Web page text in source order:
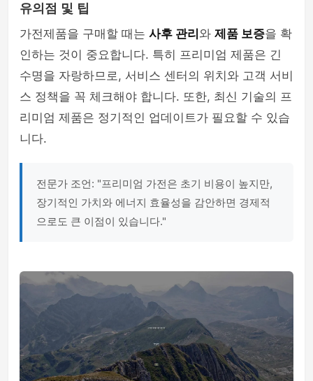
유의점 및 팁
가전제품을 구매할 때는 사후 관리 와 제품 보증을 확
인하는 것이 중요합니다. 특히 프리미엄 제품은 긴
수명을 자랑하므로, 서비스 센터의 위치와 고객 서비
스 정책을 꼭 체크해야 합니다. 또한, 최신 기술의 프
리미엄 제품은 정기적인 업데이트가 필요할 수 있습
니다.
전문가 조언: "프리미엄 가전은 초기 비용이 높지만,
장기적인 가치와 에너지 효율성을 감안하면 경제적
으로도 큰 이점이 있습니다."